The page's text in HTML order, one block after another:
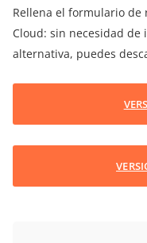
Rellena el formulario de
Cloud: sin necesidad de
alternativa, puedes